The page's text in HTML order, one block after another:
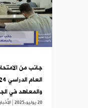
جانب من
والمعاهد في
20 يوليو,2025 |الأخبار